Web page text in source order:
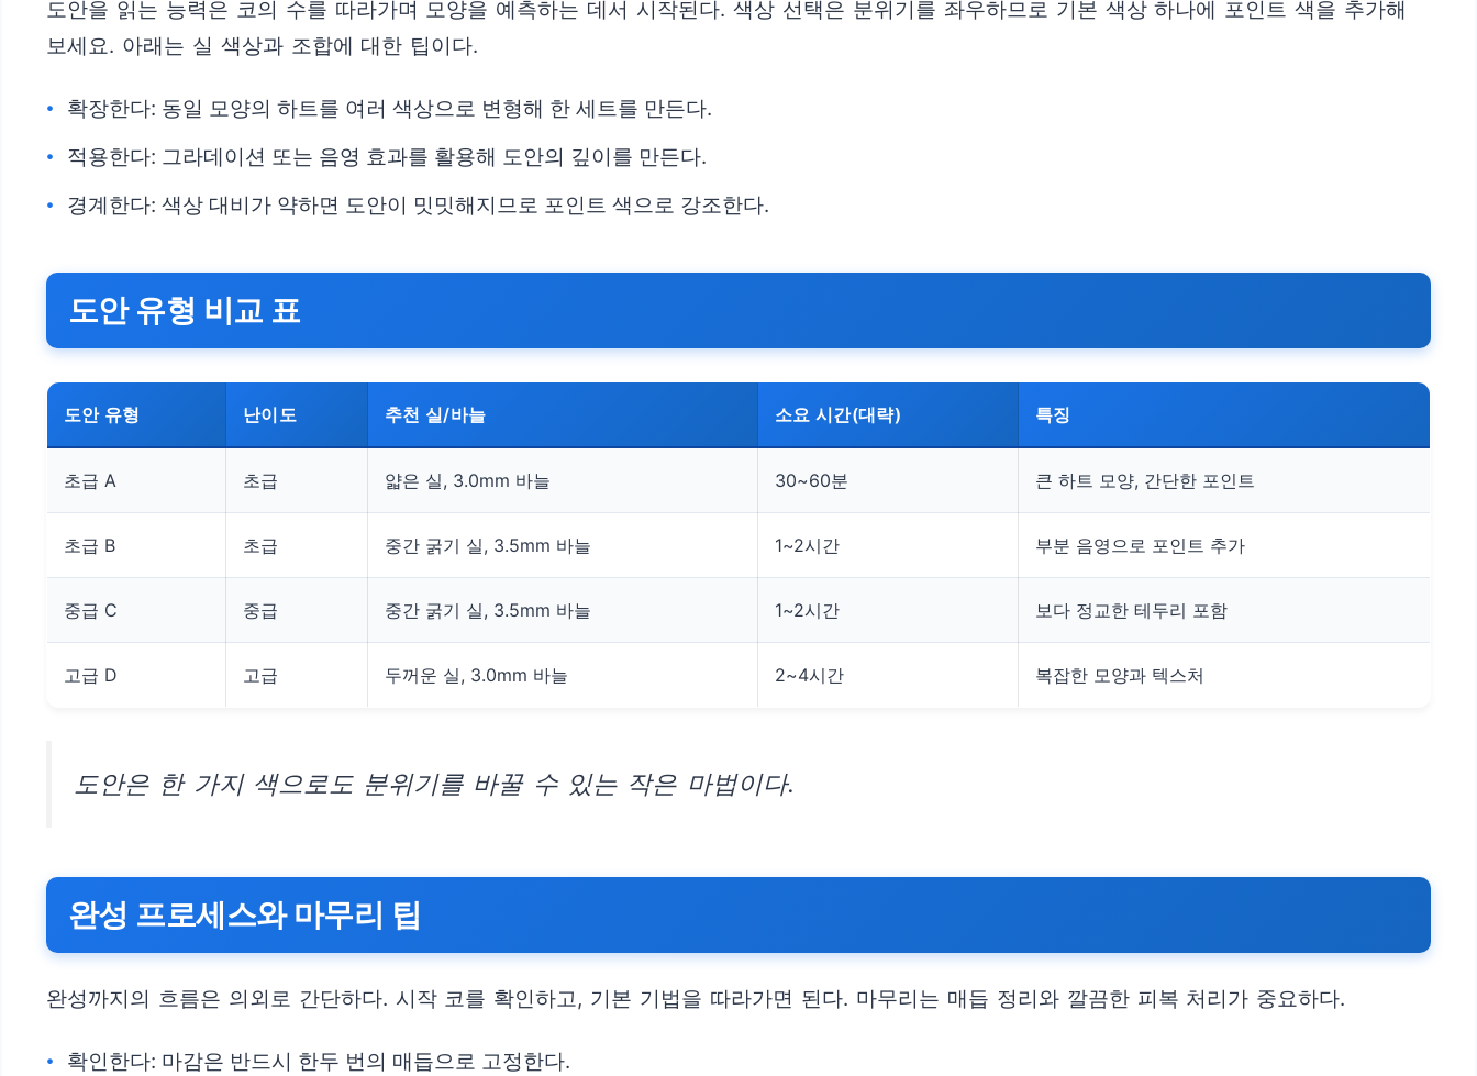
도안을 읽는 능력은 코의 수를 따라가며 모양을 예측하는 데서 시작된다. 색상 선택은 분위기를 좌우하므로 기본 색상 하나에 포인트 색을 추가해
보세요. 아래는 실 색상과 조합에 대한 팁이다.
확장한다: 동일 모양의 하트를 여러 색상으로 변형해 한 세트를 만든다.
적용한다: 그라데이션 또는 음영 효과를 활용해 도안의 깊이를 만든다.
경계한다: 색상 대비가 약하면 도안이 밋밋해지므로 포인트 색으로 강조한다.
도안 유형 비교 표
도안 유형 난이도 추천 실/바늘 소요 시간(대략) 특징
초급 A 초급 얇은 실, 3.0mm 바늘 30~60분 큰 하트 모양, 간단한 포인트
초급 B 초급 중간 굵기 실, 3.5mm 바늘 1~2시간 부분 음영으로 포인트 추가
중급 C 중급 중간 굵기 실, 3.5mm 바늘 1~2시간 보다 정교한 테두리 포함
고급 D 고급 두꺼운 실, 3.0mm 바늘 2~4시간 복잡한 모양과 텍스처
도안은 한 가지 색으로도 분위기를 바꿀 수 있는 작은 마법이다.
완성 프로세스와 마무리 팁
완성까지의 흐름은 의외로 간단하다. 시작 코를 확인하고, 기본 기법을 따라가면 된다. 마무리는 매듭 정리와 깔끔한 피복 처리가 중요하다.
확인한다: 마감은 반드시 한두 번의 매듭으로 고정한다.